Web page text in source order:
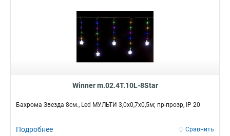
Winner m.02.4T.10L-8Star
Бахрома Звезда 8см., Led МУЛЬТИ 3,0х0,7х0,5м; пр-прозр, IP 20
Подробнее Сравнить